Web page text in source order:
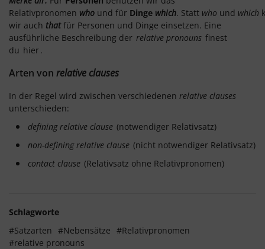
Relativpronomen who und für Dinge which. Statt who und which
wir auch thatfür Personen und Dinge einsetzen. Eine
ausführliche Beschreibung der relative pronouns finest
du hier.
Arten von relative clauses
In der Regel wird zwischen verschiedenen relative clauses
unterschieden:
defining relative clause (notwendiger Relativsatz)
non-defining relative clause (nicht notwendiger Relativsatz)
contact clause (Relativsatz ohne Relativpronomen)
Schlagworte
#Satzarten #Nebensätze #Relativpronomen
#relative pronouns